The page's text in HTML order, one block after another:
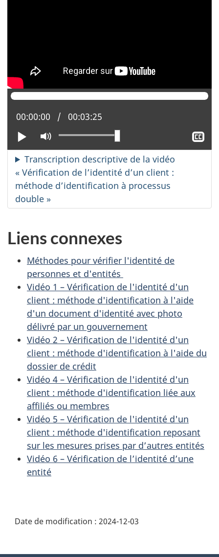
Lire
Activer
le
mode
muet
Position actuelle :
00:00:00 Temps total :
00:03:25
le
Transcription descriptive de la vidéo
« Vérification de l’identité d’un client :
méthode d’identification à processus
double »
Liens connexes
Méthodes pour vérifier l'identité de
personnes et d'entités
Vidéo 1 – Vérification de l'identité d'un
client : méthode d'identification à l'aide
d'un document d'identité avec photo
délivré par un gouvernement
Vidéo 2 – Vérification de l'identité d'un
client : méthode d'identification à l'aide du
dossier de crédit
Vidéo 4 – Vérification de l'identité d'un
client : méthode d'identification liée aux
affiliés ou membres
Vidéo 5 – Vérification de l'identité d'un
client : méthode d'identification reposant
sur les mesures prises par d’autres entités
Vidéo 6 – Vérification de l’identité d’une
entité
Date de modification : 2024-12-03